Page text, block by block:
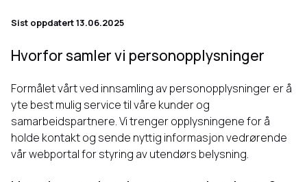
Sist oppdatert 13.06.2025
Hvorfor samler vi personopplysninger
Formålet vårt ved innsamling av personopplysninger er å
yte best mulig service til våre kunder og
samarbeidspartnere. Vi trenger opplysningene for å
holde kontakt og sende nyttig informasjon vedrørende
vår webportal for styring av utendørs belysning.